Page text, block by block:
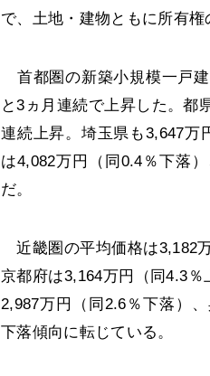
で、土地・建物ともに所有権
首都圏の新築小規模一戸建
と3ヵ月連続で上昇した。都
連続上昇。埼玉県も3,647万
は4,082万円（同0.4％下落
だ。
近畿圏の平均価格は3,182
京都府は3,164万円（同4.3
2,987万円（同2.6％下落）
下落傾向に転じている。